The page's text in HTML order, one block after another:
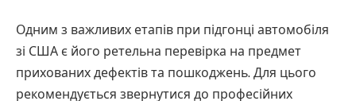
Одним з важливих етапів при підгонці автомобіля
зі США є його ретельна перевірка на предмет
прихованих дефектів та пошкоджень. Для цього
рекомендується звернутися до професійних